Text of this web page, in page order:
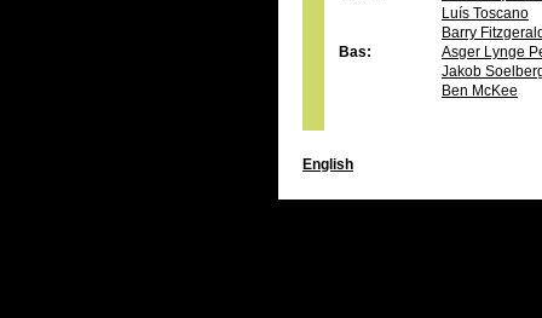
Luís Toscano
Barry
Bas:
Asger Lynge
Jakob
Ben McKee
English